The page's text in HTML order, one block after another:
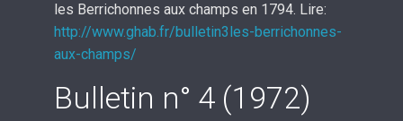
les Berrichonnes aux champs en 1794. Lire:
http://www.ghab.fr/bulletin3les-berrichonnes-
aux-champs/
Bulletin n° 4 (1972)